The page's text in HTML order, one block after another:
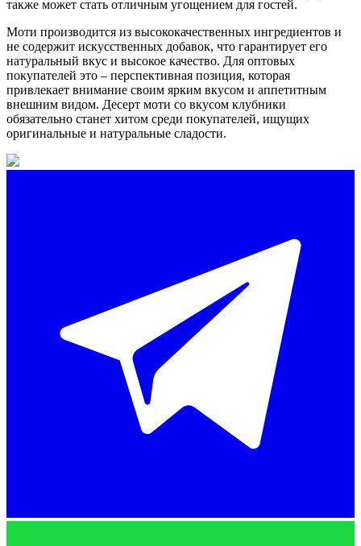
также может стать отличным угощением для гостей.
Моти производится из высококачественных ингредиентов и
не содержит искусственных добавок, что гарантирует его
натуральный вкус и высокое качество. Для оптовых
покупателей это – перспективная позиция, которая
привлекает внимание своим ярким вкусом и аппетитным
внешним видом. Десерт моти со вкусом клубники
обязательно станет хитом среди покупателей, ищущих
оригинальные и натуральные сладости.